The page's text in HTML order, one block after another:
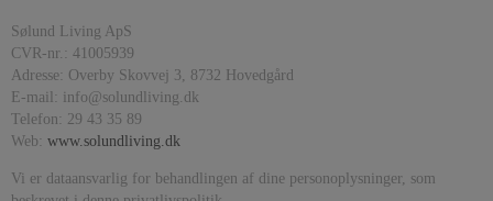
Sølund Living ApS
CVR-nr.: 41005939
Adresse: Overby Skovvej 3, 8732 Hovedgård
E-mail: info@solundliving.dk
Telefon: 29 43 35 89
Web: www.solundliving.dk
Vi er dataansvarlig for behandlingen af dine personoplysninger, som